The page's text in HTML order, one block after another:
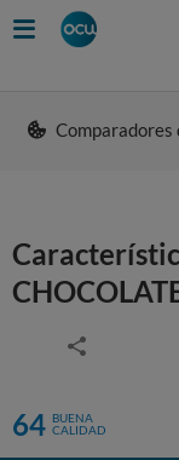
Comparadores
64 BUENA
CALIDAD